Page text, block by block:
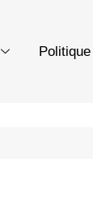
Politique